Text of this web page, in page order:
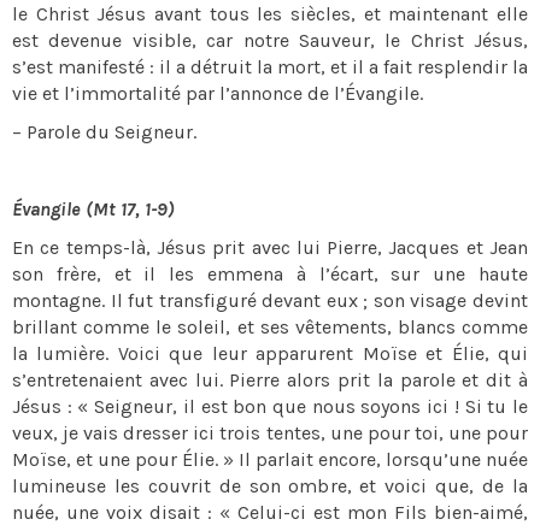
le Christ Jésus avant tous les siècles, et maintenant elle
est devenue visible, car notre Sauveur, le Christ Jésus,
s’est manifesté : il a détruit la mort, et il a fait resplendir la
vie et l’immortalité par l’annonce de l’Évangile.
– Parole du Seigneur.
Évangile (Mt 17, 1-9)
En ce temps-là, Jésus prit avec lui Pierre, Jacques et Jean
son frère, et il les emmena à l’écart, sur une haute
montagne. Il fut transfiguré devant eux ; son visage devint
brillant comme le soleil, et ses vêtements, blancs comme
la lumière. Voici que leur apparurent Moïse et Élie, qui
s’entretenaient avec lui. Pierre alors prit la parole et dit à
Jésus : « Seigneur, il est bon que nous soyons ici ! Si tu le
veux, je vais dresser ici trois tentes, une pour toi, une pour
Moïse, et une pour Élie. » Il parlait encore, lorsqu’une nuée
lumineuse les couvrit de son ombre, et voici que, de la
nuée, une voix disait : « Celui-ci est mon Fils bien-aimé,